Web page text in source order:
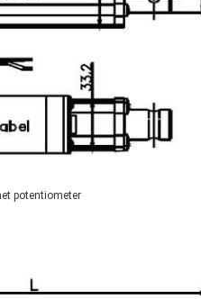
potentiometer